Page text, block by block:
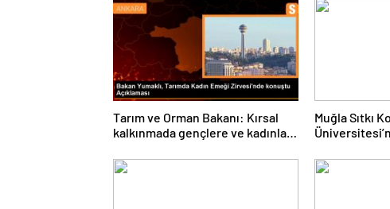
Tarım ve Orman Bakanı: Kırsal
kalkınmada gençlere ve kadınlara
Muğla Sıtkı